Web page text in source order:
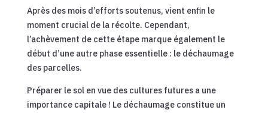
Après des mois d’efforts soutenus, vient enfin le
moment crucial de la récolte. Cependant,
l’achèvement de cette étape marque également le
début d’une autre phase essentielle : le déchaumage
des parcelles.
Préparer le sol en vue des cultures futures a une
importance capitale ! Le déchaumage constitue un